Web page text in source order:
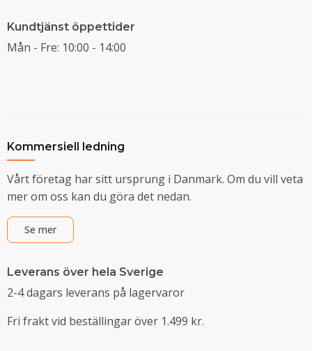
Kundtjänst öppettider
Mån - Fre: 10:00 - 14:00
Kommersiell ledning
Vårt företag har sitt ursprung i Danmark. Om du vill veta
mer om oss kan du göra det nedan.
Se mer
Leverans över hela Sverige
2-4 dagars leverans på lagervaror
Fri frakt vid beställingar över 1.499 kr.